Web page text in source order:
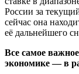
России за
сейчас она
её дальнейшего
Все самое
экономике — в